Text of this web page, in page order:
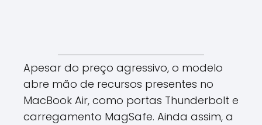
Apesar do preço agressivo, o modelo
abre mão de recursos presentes no
MacBook Air, como portas Thunderbolt e
carregamento MagSafe. Ainda assim, a